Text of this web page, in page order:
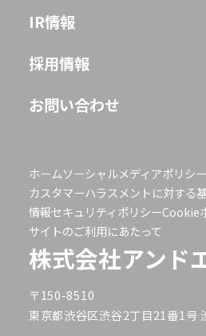
IR情報
採用情報
お問い合わせ
ホームソーシャルメディアポリシー
カスタマーハラスメントに対する
情報セキュリティポリシーCookie
サイトのご利用にあたって
株式会社アンド
〒150-8510
東京都渋谷区渋谷2丁目21番1号